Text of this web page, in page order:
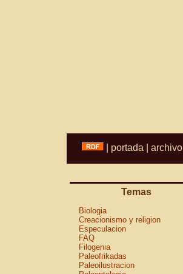
portada archivo
Temas
Biologia
Creacionismo y religion
Especulacion
FAQ
Filogenia
Paleofrikadas
Paleoilustracion